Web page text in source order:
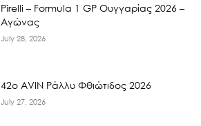
Pirelli – Formula 1 GP Ουγγαρίας 2026 –
Αγώνας
July 28, 2026
42ο AVIN Ράλλυ Φθιώτιδος 2026
July 27, 2026